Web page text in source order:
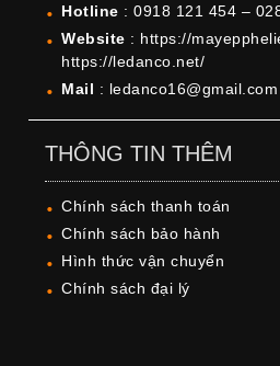
Hotline : 0918 121 454 –
Website : https://
https://ledanco.net/
Mail : ledanco16@gmail.com
THÔNG TIN THÊM
Chính sách thanh toán
Chính sách bảo hành
Hình thức vận chuyển
Chính sách đại lý